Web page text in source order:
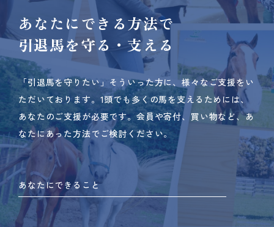
あなたにできる方法で
引退馬を守る・支える
「引退馬を守りたい」そういった方に、様々なご支援をい
ただいております。 1頭でも多くの馬を支えるためには、
あなたのご支援が必要です。 会員や寄付、買い物など、あ
なたにあった方法でご検討ください。
あなたにできること